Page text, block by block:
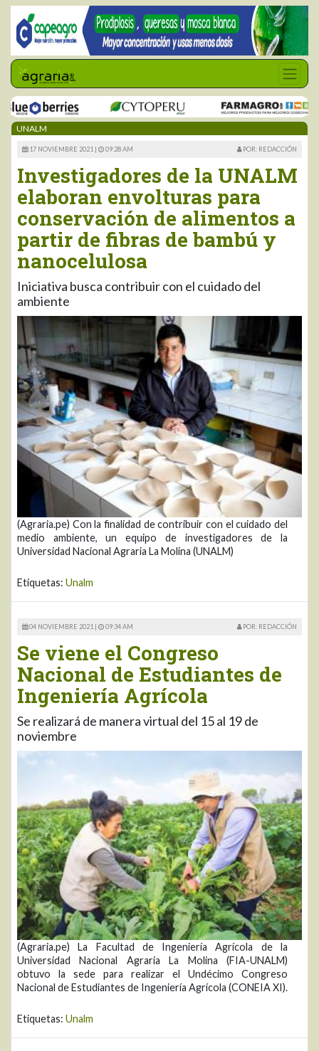
UNALM
17 NOVIEMBRE 2021 | 09:28 AM POR: REDACCIÓN
Investigadores de la UNALM
elaboran envolturas para
conservación de alimentos a
partir de fibras de bambú y
nanocelulosa
Iniciativa busca contribuir con el cuidado del
ambiente
(Agraria.pe) Con la finalidad de contribuir con el cuidado del
medio ambiente, un equipo de investigadores de la
Universidad Nacional Agraria La Molina (UNALM)
Etiquetas: Unalm
04 NOVIEMBRE 2021 | 09:34 AM POR: REDACCIÓN
Se viene el Congreso
Nacional de Estudiantes de
Ingeniería Agrícola
Se realizará de manera virtual del 15 al 19 de
noviembre
(Agraria.pe) La Facultad de Ingeniería Agrícola de la
Universidad Nacional Agraria La Molina (FIA-UNALM)
obtuvo la sede para realizar el Undécimo Congreso
Nacional de Estudiantes de Ingeniería Agrícola (CONEIA XI).
Etiquetas: Unalm